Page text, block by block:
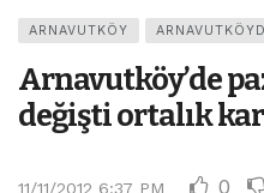
ARNAVUTKÖY
Arnavutköy’de
değişti ortalık
11/11/2012 6:37 PM 0